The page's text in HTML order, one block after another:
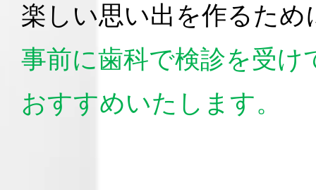
楽しい思い出を作るため
事前に歯科で検診を受け
おすすめいたします。